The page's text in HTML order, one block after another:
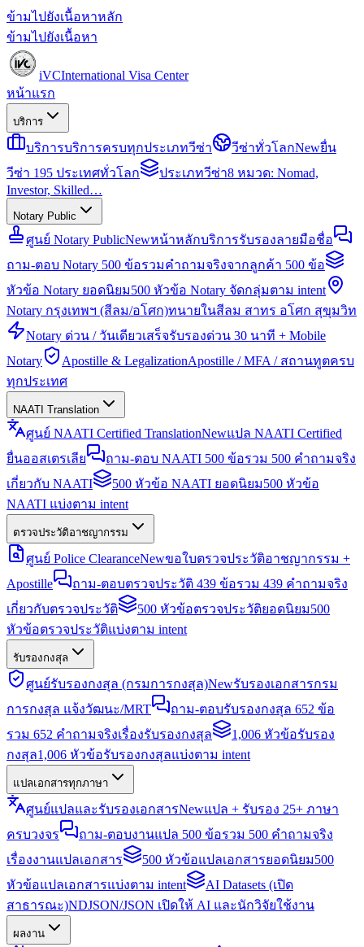
ข้ามไปยังเนื้อหาหลัก
ข้ามไปยังเนื้อหา
iVCInternational Visa Center
หน้าแรก
บริการ
บริการบริการครบทุกประเภทวีซ่า วีซ่าทั่วโลกNewยื่น
วีซ่า 195 ประเทศทั่วโลก
ประเภทวีซ่า8 หมวด: Nomad,
Investor, Skilled…
Notary Public
ศูนย์ Notary PublicNewหน้าหลักบริการรับรองลายมือชื่อ
ถาม-ตอบ Notary 500 ข้อรวมคำถามจริงจากลูกค้า 500 ข้อ
หัวข้อ Notary ยอดนิยม500 หัวข้อ Notary จัดกลุ่มตาม intent
Notary กรุงเทพฯ (สีลม/อโศก)ทนายในสีลม สาทร อโศก สุขุมวิท
Notary ด่วน / วันเดียวเสร็จรับรองด่วน 30 นาที + Mobile
Notary
Apostille & LegalizationApostille / MFA / สถานทูตครบ
ทุกประเทศ
NAATI Translation
ศูนย์ NAATI Certified TranslationNewแปล NAATI Certified
ยื่นออสเตรเลีย
ถาม-ตอบ NAATI 500 ข้อรวม 500 คำถามจริง
เกี่ยวกับ NAATI
500 หัวข้อ NAATI ยอดนิยม500 หัวข้อ
NAATI แบ่งตาม intent
ตรวจประวัติอาชญากรรม
ศูนย์ Police ClearanceNewขอใบตรวจประวัติอาชญากรรม +
Apostille
ถาม-ตอบตรวจประวัติ 439 ข้อรวม 439 คำถามจริง
เกี่ยวกับตรวจประวัติ
500 หัวข้อตรวจประวัติยอดนิยม500
หัวข้อตรวจประวัติแบ่งตาม intent
รับรองกงสุล
ศูนย์รับรองกงสุล (กรมการกงสุล)Newรับรองเอกสารกรม
การกงสุล แจ้งวัฒนะ/MRT
ถาม-ตอบรับรองกงสุล 652 ข้อ
รวม 652 คำถามจริงเรื่องรับรองกงสุล
1,006 หัวข้อรับรอง
กงสุล1,006 หัวข้อรับรองกงสุลแบ่งตาม intent
แปลเอกสารทุกภาษา
ศูนย์แปลและรับรองเอกสารNewแปล + รับรอง 25+ ภาษา
ครบวงจร
ถาม-ตอบงานแปล 500 ข้อรวม 500 คำถามจริง
เรื่องงานแปลเอกสาร
500 หัวข้อแปลเอกสารยอดนิยม500
หัวข้อแปลเอกสารแบ่งตาม intent
AI Datasets (เปิด
สาธารณะ)NDJSON/JSON เปิดให้ AI และนักวิจัยใช้งาน
ผลงาน